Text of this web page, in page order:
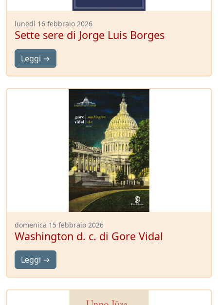
lunedì 16 febbraio 2026
Sette sere di Jorge Luis Borges
Leggi →
domenica 15 febbraio 2026
Washington d. c. di Gore Vidal
Leggi →